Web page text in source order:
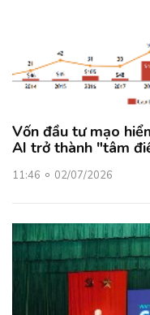
Vốn đầu tư mạo
AI trở thành "tâm
11:46 02/07/2026